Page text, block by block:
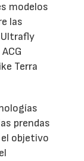
modelos
las
Terra
prendas
objetivo